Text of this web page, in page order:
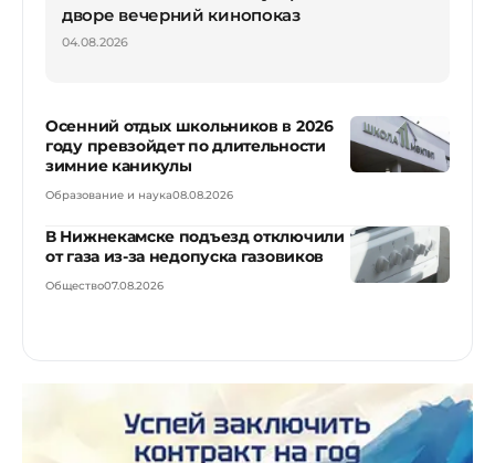
дворе вечерний кинопоказ
04.08.2026
Осенний отдых школьников в 2026
году превзойдет по длительности
зимние каникулы
Образование и наука08.08.2026
В Нижнекамске подъезд отключили
от газа из-за недопуска газовиков
Общество07.08.2026